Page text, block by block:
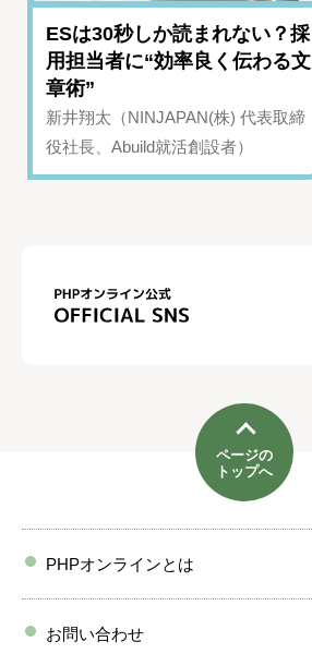
ESは30秒しか読まれない？採
用担当者に“効率良く伝わる文
章術”
新井翔太（NINJAPAN(株) 代表取締
役社長、Abuild就活創設者）
ページの
トップへ
PHPオンラインとは
お問い合わせ